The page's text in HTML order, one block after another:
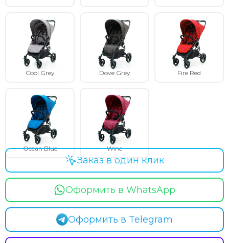
Cool Grey Dove Grey Fire Red
Ocean Blue Wine
Оформить в WhatsApp
Оформить в Telegram
Заказ в один клик